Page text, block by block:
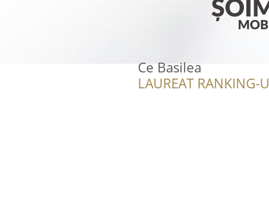
Ce Basilea
LAUREAT RANKING-